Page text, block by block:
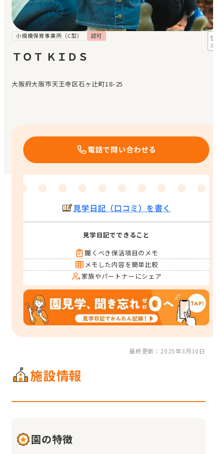
見学日記
メッセージ
おすすめの園
エンクルの特徴と活用方法
小規模保育事業所（C型） 認可
ＴＯＴ ＫＩＤＳ
大阪府大阪市天王寺区石ヶ辻町18-25
電話で問い合わせる
見学日記（口コミ）を書く
見学日記でできること
聞くべき保活項目のメモ
メモした内容を簡単比較
家族やパートナーにシェア
最終更新：2025年3月10日
施設情報
園の特徴